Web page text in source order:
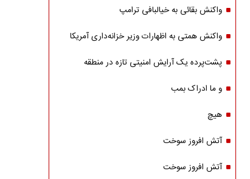
واکنش بقائی به خیالبافی ترامپ
واکنش همتی به اظهارات وزیر خزانه‌داری آمریکا
پشت‌پرده یک آرایش امنیتی تازه در منطقه
و ما ادراک بمب
هیچ
آتش افروز سوخت
آتش افروز سوخت